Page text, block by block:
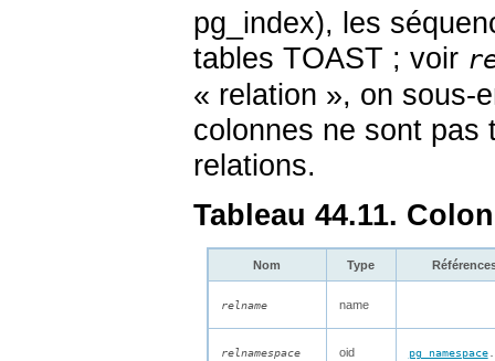
pg_index), les
tables TOAST ; voir
« relation », on sous-
colonnes ne sont pas
relations.
Tableau 44.11.
Nom Type
relname name
relnamespace oid pg_namespace